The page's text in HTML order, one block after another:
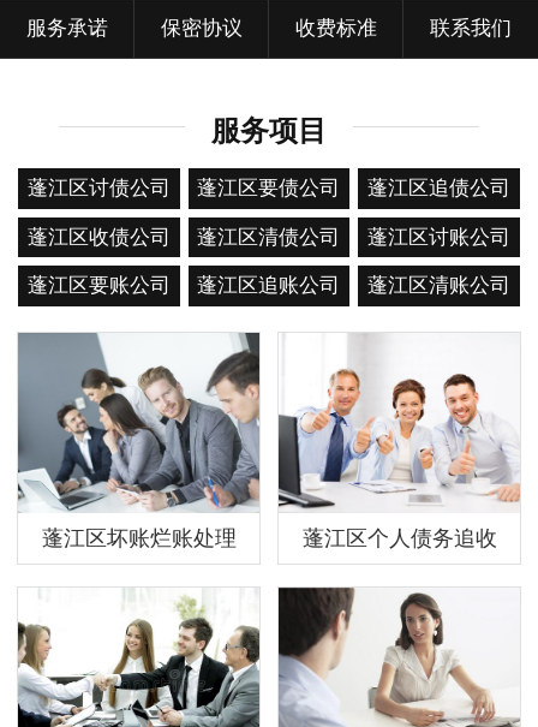
服务承诺 保密协议 收费标准 联系我们
服务项目
蓬江区讨债公司 蓬江区要债公司 蓬江区追债公司
蓬江区收债公司 蓬江区清债公司 蓬江区讨账公司
蓬江区要账公司 蓬江区追账公司 蓬江区清账公司
蓬江区坏账烂账处理 蓬江区个人债务追收